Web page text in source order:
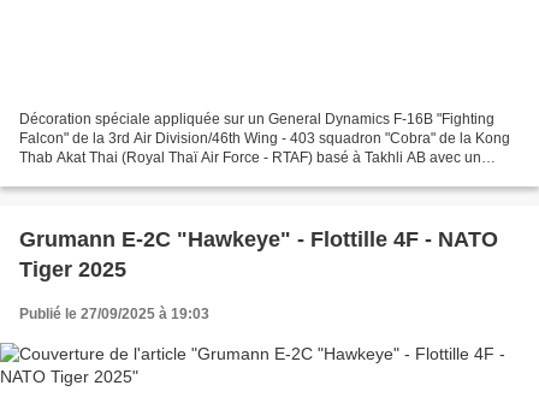
Décoration spéciale appliquée sur un General Dynamics F-16B "Fighting
Falcon" de la 3rd Air Division/46th Wing - 403 squadron "Cobra" de la Kong
Thab Akat Thai (Royal Thaï Air Force - RTAF) basé à Takhli AB avec un
Grumann E-2C "Hawkeye" - Flottille 4F - NATO
Tiger 2025
Publié le 27/09/2025 à 19:03